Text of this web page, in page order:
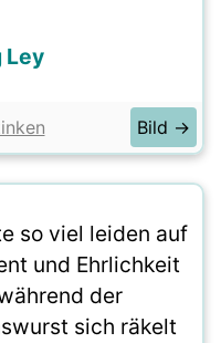
Ley
Bild →
so viel leiden auf
und Ehrlichkeit
der
sich räkelt